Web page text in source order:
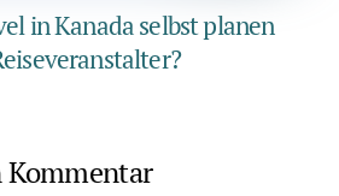
in Kanada selbst planen
Kommentar